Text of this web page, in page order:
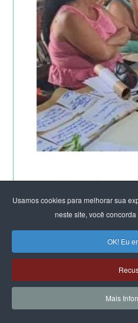
Usamos cookies para melhorar sua
neste site, você
OK! Eu
Mais